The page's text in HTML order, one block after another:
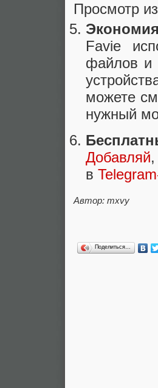
Просмотр
Favie
файлов и
можете
нужный
Добавляй
в
Автор: mxvy
Поделиться…